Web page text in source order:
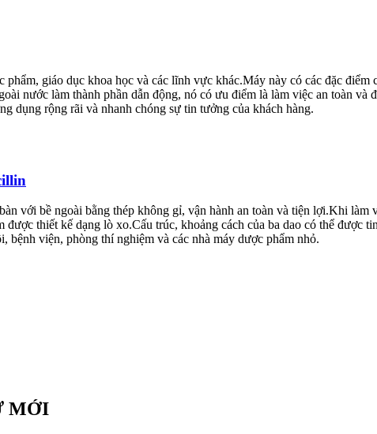
giáo dục khoa học và các lĩnh vực khác.Máy này có các đặc điểm
nước làm thành phần dẫn động, nó có ưu điểm là làm việc an toàn và
dụng rộng rãi và nhanh chóng sự tin tưởng của khách hàng.
với bề ngoài bằng thép không gỉ, vận hành an toàn và tiện lợi.Khi làm
thiết kế dạng lò xo.Cấu trúc, khoảng cách của ba dao có thể được
viện, phòng thí nghiệm và các nhà máy dược phẩm nhỏ.
MỚI